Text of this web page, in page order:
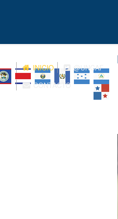
INICIO
@UNCAF
CONTACTO